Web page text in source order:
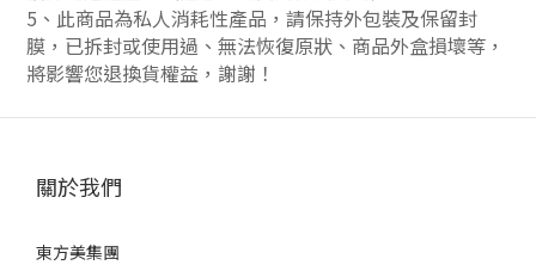
5、此商品為私人消耗性產品，請保持外包裝及保留封
膜，已拆封或使用過、無法恢復原狀、商品外盒損壞等，
將影響您退換貨權益，謝謝！
關於我們
東方美集團